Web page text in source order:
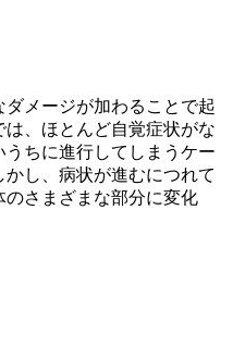
メージが加わることで起
、ほとんど自覚症状がな
ちに進行してしまうケー
し、病状が進むにつれて
のさまざまな部分に変化